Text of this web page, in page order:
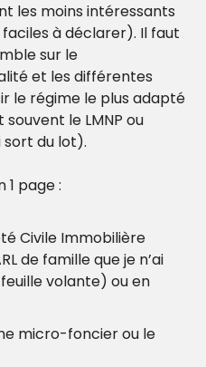
les moins intéressants
à déclarer). Il faut
sur le
et les différentes
le régime le plus adapté
le LMNP ou
sort du lot).
1 page :
Civile Immobilière
de famille que je n’ai
micro-foncier ou le